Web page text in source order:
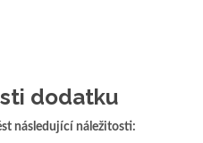
dodatku
následující náležitosti: